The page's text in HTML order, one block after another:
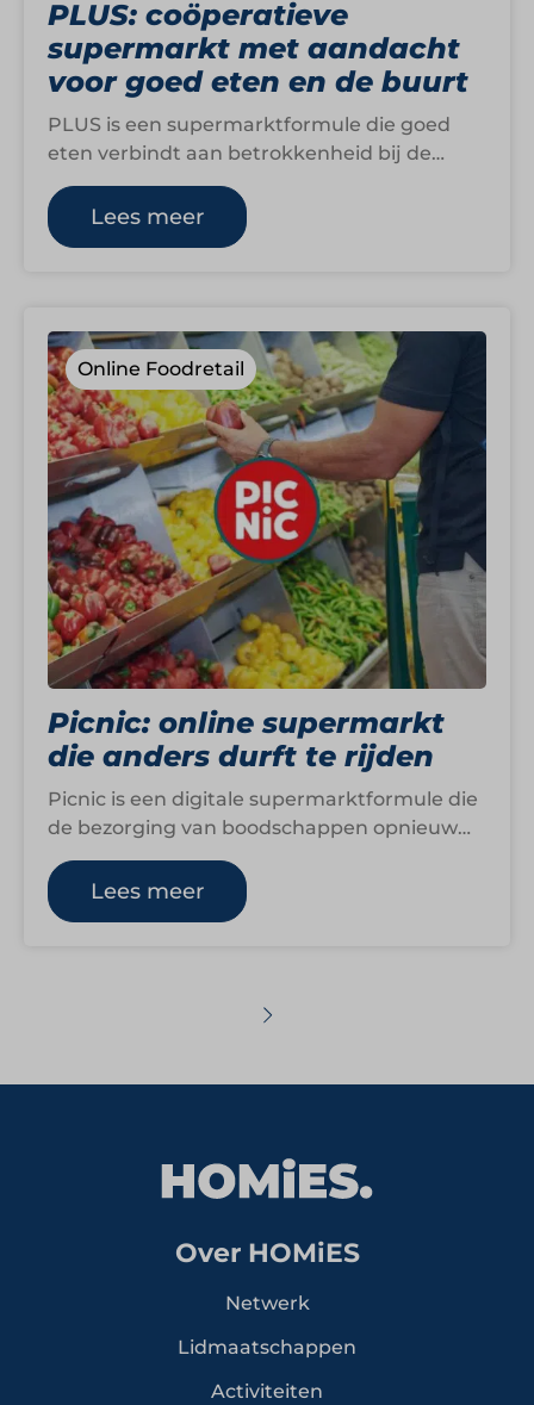
PLUS: coöperatieve
supermarkt met aandacht
voor goed eten en de buurt
PLUS is een supermarktformule die goed
eten verbindt aan betrokkenheid bij de
buurt. Met een netwerk van ruim 500
winkels…Lees meer
Online Foodretail
Picnic: online supermarkt
die anders durft te rijden
Picnic is een digitale supermarktformule die
de bezorging van boodschappen opnieuw
heeft uitgevonden. Geen fysieke winkels,
geen wachtrijen en geen…
Lees meer
Over HOMiES
Netwerk
Lidmaatschappen
Activiteiten